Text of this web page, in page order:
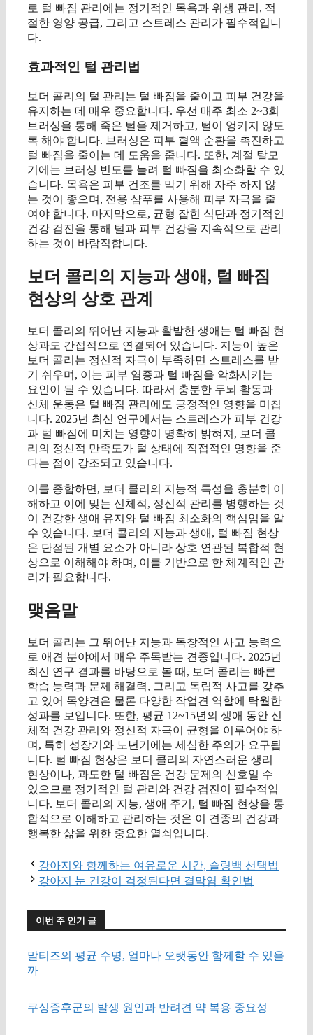
로 털 빠짐 관리에는 정기적인 목욕과 위생 관리, 적
절한 영양 공급, 그리고 스트레스 관리가 필수적입니
다.
효과적인 털 관리법
보더 콜리의 털 관리는 털 빠짐을 줄이고 피부 건강을
유지하는 데 매우 중요합니다. 우선 매주 최소 2~3회
브러싱을 통해 죽은 털을 제거하고, 털이 엉키지 않도
록 해야 합니다. 브러싱은 피부 혈액 순환을 촉진하고
털 빠짐을 줄이는 데 도움을 줍니다. 또한, 계절 탈모
기에는 브러싱 빈도를 늘려 털 빠짐을 최소화할 수 있
습니다. 목욕은 피부 건조를 막기 위해 자주 하지 않
는 것이 좋으며, 전용 샴푸를 사용해 피부 자극을 줄
여야 합니다. 마지막으로, 균형 잡힌 식단과 정기적인
건강 검진을 통해 털과 피부 건강을 지속적으로 관리
하는 것이 바람직합니다.
보더 콜리의 지능과 생애, 털 빠짐
현상의 상호 관계
보더 콜리의 뛰어난 지능과 활발한 생애는 털 빠짐 현
상과도 간접적으로 연결되어 있습니다. 지능이 높은
보더 콜리는 정신적 자극이 부족하면 스트레스를 받
기 쉬우며, 이는 피부 염증과 털 빠짐을 악화시키는
요인이 될 수 있습니다. 따라서 충분한 두뇌 활동과
신체 운동은 털 빠짐 관리에도 긍정적인 영향을 미칩
니다. 2025년 최신 연구에서는 스트레스가 피부 건강
과 털 빠짐에 미치는 영향이 명확히 밝혀져, 보더 콜
리의 정신적 만족도가 털 상태에 직접적인 영향을 준
다는 점이 강조되고 있습니다.
이를 종합하면, 보더 콜리의 지능적 특성을 충분히 이
해하고 이에 맞는 신체적, 정신적 관리를 병행하는 것
이 건강한 생애 유지와 털 빠짐 최소화의 핵심임을 알
수 있습니다. 보더 콜리의 지능과 생애, 털 빠짐 현상
은 단절된 개별 요소가 아니라 상호 연관된 복합적 현
상으로 이해해야 하며, 이를 기반으로 한 체계적인 관
리가 필요합니다.
맺음말
보더 콜리는 그 뛰어난 지능과 독창적인 사고 능력으
로 애견 분야에서 매우 주목받는 견종입니다. 2025년
최신 연구 결과를 바탕으로 볼 때, 보더 콜리는 빠른
학습 능력과 문제 해결력, 그리고 독립적 사고를 갖추
고 있어 목양견은 물론 다양한 작업견 역할에 탁월한
성과를 보입니다. 또한, 평균 12~15년의 생애 동안 신
체적 건강 관리와 정신적 자극이 균형을 이루어야 하
며, 특히 성장기와 노년기에는 세심한 주의가 요구됩
니다. 털 빠짐 현상은 보더 콜리의 자연스러운 생리
현상이나, 과도한 털 빠짐은 건강 문제의 신호일 수
있으므로 정기적인 털 관리와 건강 검진이 필수적입
니다. 보더 콜리의 지능, 생애 주기, 털 빠짐 현상을 통
합적으로 이해하고 관리하는 것은 이 견종의 건강과
행복한 삶을 위한 중요한 열쇠입니다.
강아지와 함께하는 여유로운 시간, 슬링백 선택법
강아지 눈 건강이 걱정된다면 결막염 확인법
이번 주 인기 글
말티즈의 평균 수명, 얼마나 오랫동안 함께할 수 있을
까
쿠싱증후군의 발생 원인과 반려견 약 복용 중요성